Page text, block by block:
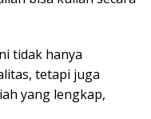
tidak hanya
tetapi juga
yang lengkap,